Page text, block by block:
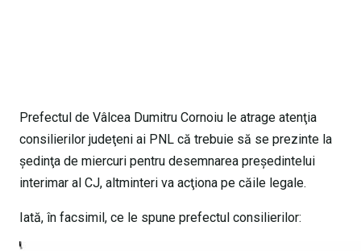
Prefectul de Vâlcea Dumitru Cornoiu le atrage atenţia
consilierilor judeţeni ai PNL că trebuie să se prezinte la
şedinţa de miercuri pentru desemnarea preşedintelui
interimar al CJ, altminteri va acţiona pe căile legale.
Iată, în facsimil, ce le spune prefectul consilierilor: